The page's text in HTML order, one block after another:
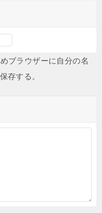
ブラウザーに自分の名
存する。